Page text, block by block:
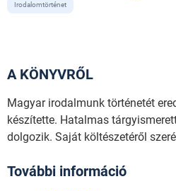
Irodalomtörténet
A KÖNYVRŐL
Magyar irodalmunk történetét
készítette. Hatalmas
dolgozik. Saját költészetéről
További információ